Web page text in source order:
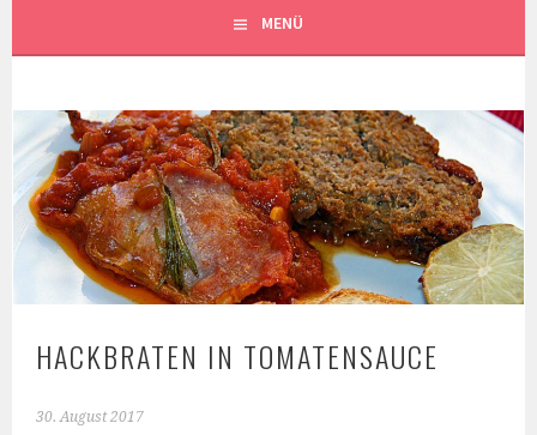
MENÜ
HACKBRATEN IN TOMATENSAUCE
30. August 2017